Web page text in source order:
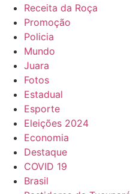
Receita da Roça
Promoção
Policia
Mundo
Juara
Fotos
Estadual
Esporte
Eleições 2024
Economia
Destaque
COVID 19
Brasil